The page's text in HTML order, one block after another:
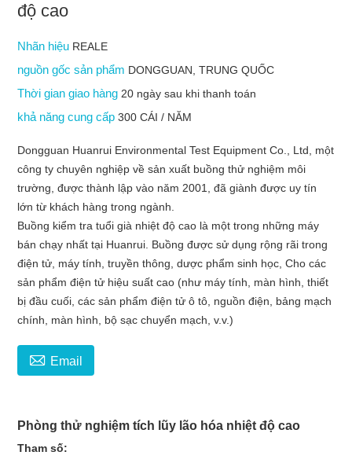
độ cao
Nhãn hiệu REALE
nguồn gốc sản phẩm DONGGUAN, TRUNG QUỐC
Thời gian giao hàng 20 ngày sau khi thanh toán
khả năng cung cấp300 CÁI / NĂM
Dongguan Huanrui Environmental Test Equipment Co., Ltd, một
công ty chuyên nghiệp về sản xuất buồng thử nghiệm môi
trường, được thành lập vào năm 2001, đã giành được uy tín
lớn từ khách hàng trong ngành.
Buồng kiểm tra tuổi già nhiệt độ cao là một trong những máy
bán chạy nhất tại Huanrui. Buồng được sử dụng rộng rãi trong
điện tử, máy tính, truyền thông, dược phẩm sinh học, Cho các
sản phẩm điện tử hiệu suất cao (như máy tính, màn hình, thiết
bị đầu cuối, các sản phẩm điện tử ô tô, nguồn điện, bảng mạch
chính, màn hình, bộ sạc chuyển mạch, v.v.)
 Email
Phòng thử nghiệm tích lũy lão hóa nhiệt độ cao
Tham số: